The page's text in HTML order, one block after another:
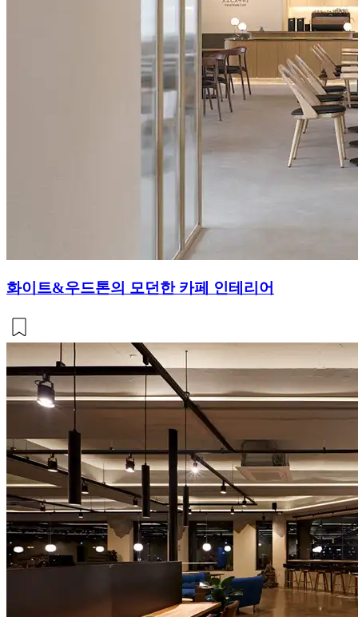
화이트&우드톤의 모던한 카페 인테리어